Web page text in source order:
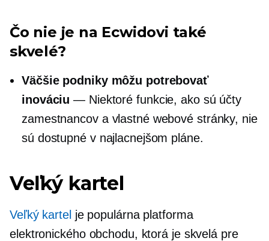
Čo nie je na Ecwidovi také
skvelé?
Väčšie podniky môžu potrebovať
inováciu — Niektoré funkcie, ako sú účty
zamestnancov a vlastné webové stránky, nie
sú dostupné v najlacnejšom pláne.
Veľký kartel
Veľký kartel je populárna platforma
elektronického obchodu, ktorá je skvelá pre